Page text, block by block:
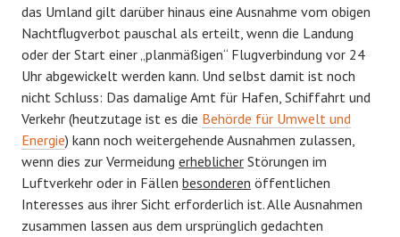
das Umland gilt darüber hinaus eine Ausnahme vom obigen
Nachtflugverbot pauschal als erteilt, wenn die Landung
oder der Start einer „planmäßigen“ Flugverbindung vor 24
Uhr abgewickelt werden kann. Und selbst damit ist noch
nicht Schluss: Das damalige Amt für Hafen, Schiffahrt und
Verkehr (heutzutage ist es die Behörde für Umwelt und
Energie) kann noch weitergehende Ausnahmen zulassen,
wenn dies zur Vermeidung erheblicher Störungen im
Luftverkehr oder in Fällen besonderen öffentlichen
Interesses aus ihrer Sicht erforderlich ist. Alle Ausnahmen
zusammen lassen aus dem ursprünglich gedachten